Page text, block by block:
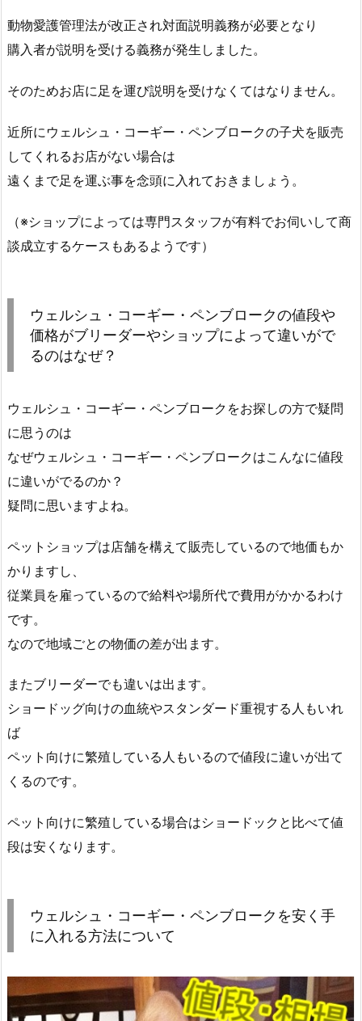
動物愛護管理法が改正され対面説明義務が必要となり
購入者が説明を受ける義務が発生しました。
そのためお店に足を運び説明を受けなくてはなりません。
近所にウェルシュ・コーギー・ペンブロークの子犬を販売
してくれるお店がない場合は
遠くまで足を運ぶ事を念頭に入れておきましょう。
（※ショップによっては専門スタッフが有料でお伺いして商
談成立するケースもあるようです）
ウェルシュ・コーギー・ペンブロークの値段や
価格がブリーダーやショップによって違いがで
るのはなぜ？
ウェルシュ・コーギー・ペンブロークをお探しの方で疑問
に思うのは
なぜウェルシュ・コーギー・ペンブロークはこんなに値段
に違いがでるのか？
疑問に思いますよね。
ペットショップは店舗を構えて販売しているので地価もか
かりますし、
従業員を雇っているので給料や場所代で費用がかかるわけ
です。
なので地域ごとの物価の差が出ます。
またブリーダーでも違いは出ます。
ショードッグ向けの血統やスタンダード重視する人もいれ
ば
ペット向けに繁殖している人もいるので値段に違いが出て
くるのです。
ペット向けに繁殖している場合はショードックと比べて値
段は安くなります。
ウェルシュ・コーギー・ペンブロークを安く手
に入れる方法について